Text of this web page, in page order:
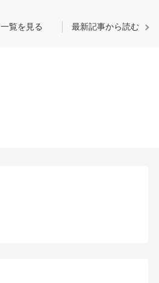
一覧を見る 最新記事から読む